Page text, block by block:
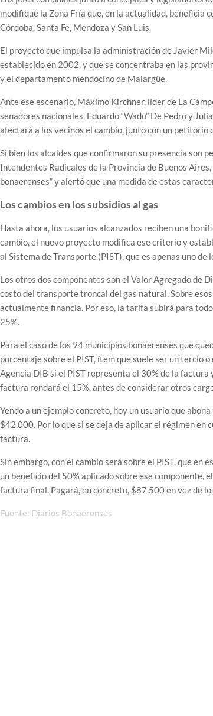
modifique la Zona Fría que, en la actualidad, beneficia
Córdoba, Santa Fe, Mendoza y San Luis.
El proyecto que impulsa la administración de Javier
establecido en 2002, y que se concentraba en las
y el departamento mendocino de Malargüe.
Ante ese escenario, Máximo Kirchner, líder de La
senadores nacionales, Eduardo “Wado” De Pedro y
afectará a los vecinos el cambio, junto con un petitorio
Si bien los alcaldes que confirmaron su presencia son
Intendentes Radicales de la Provincia de Buenos
bonaerenses” y alertó que una medida de estas
Los cambios en los subsidios al gas
Hasta ahora, los usuarios alcanzados reciben una
cambio, el nuevo proyecto modifica ese criterio y
al Sistema de Transporte (PIST), que es apenas uno
Los otros dos componentes son el Valor Agregado de
costo del transporte troncal del gas natural. Sobre
actualmente financia. Por eso, la tarifa subirá para
25%.
Para el caso de los 94 municipios bonaerenses que
porcentaje sobre el PIST, ítem que suele ser un tercio
Agencia DIB si el PIST representa el 30% de la
factura rondará el 15%, antes de considerar otros
Yendo a un ejemplo concreto, hoy un usuario que
$42.000. Por lo que si se deja de aplicar el régimen
factura.
Sin embargo, con el cambio será sobre el PIST, que
un beneficio del 50% aplicado sobre ese componente,
factura final. Pagará, en concreto, $87.500 en vez de
Fuente: Diarios Bonaerenses